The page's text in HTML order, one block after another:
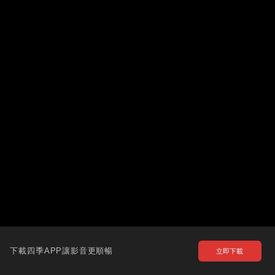
下載四季APP讓影音更順暢 立即下載